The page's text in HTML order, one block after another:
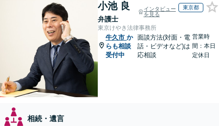
小池 良
弁護士
インタビュー
を見る
東京都
東京けやき法律事務所
牛久市 か
らも相談
受付中
面談方法(対面・電
話・ビデオなど)は
応相談
営業時
間：本日
定休日
相続・遺言